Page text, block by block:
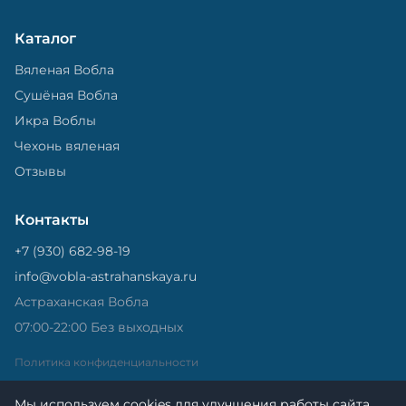
Каталог
Вяленая Вобла
Сушёная Вобла
Икра Воблы
Чехонь вяленая
Отзывы
Контакты
+7 (930) 682-98-19
info@vobla-astrahanskaya.ru
Астраханская Вобла
07:00-22:00 Без выходных
Политика конфиденциальности